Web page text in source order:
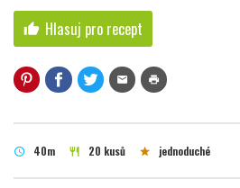
thumb_up Hlasuj pro recept
mail print
schedule 40m restaurant 20 kusů star jednoduché